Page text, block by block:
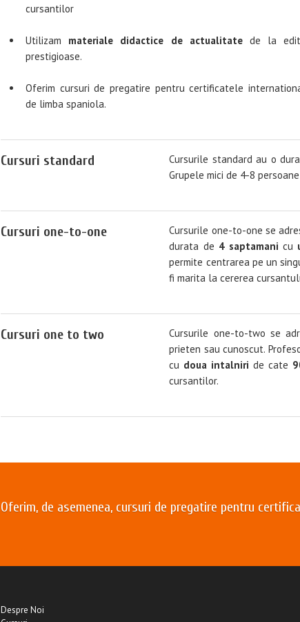
cursantilor
Utilizam materiale didactice de actualitatede la
prestigioase.
Oferim cursuri de pregatire pentru certificatele
de limba spaniola.
Cursuri standard Cursurile standard au o
Grupele mici de 4-8
Cursuri one-to-one
Cursurile one-to-one se
durata de 4 saptamani cu
permite centrarea pe un
fi marita la cererea
Cursuri one to two
Cursurile one-to-two se
prieten sau cunoscut.
cu doua intalniri de cate
cursantilor.
Oferim, de asemenea, cursuri de pregatire pentru
Despre Noi